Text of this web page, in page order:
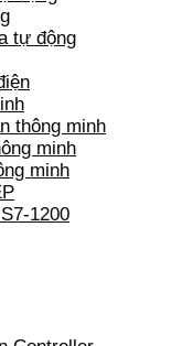
tự động
thông minh
minh
minh
1200